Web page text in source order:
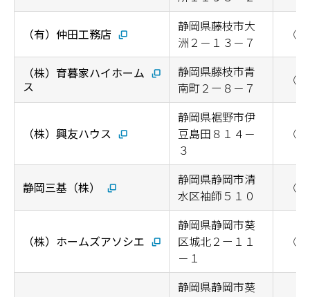
（有）仲田工務店
静岡県藤枝市大
洲２－１３－７
◯
（株）育暮家ハイホーム
ス
静岡県藤枝市青
南町２ー８－７
◯
（株）興友ハウス
静岡県裾野市伊
豆島田８１４－
３
◯
静岡三基（株）
静岡県静岡市清
水区袖師５１０
◯
（株）ホームズアソシエ
静岡県静岡市葵
区城北２ー１１
－１
◯
静岡県静岡市葵